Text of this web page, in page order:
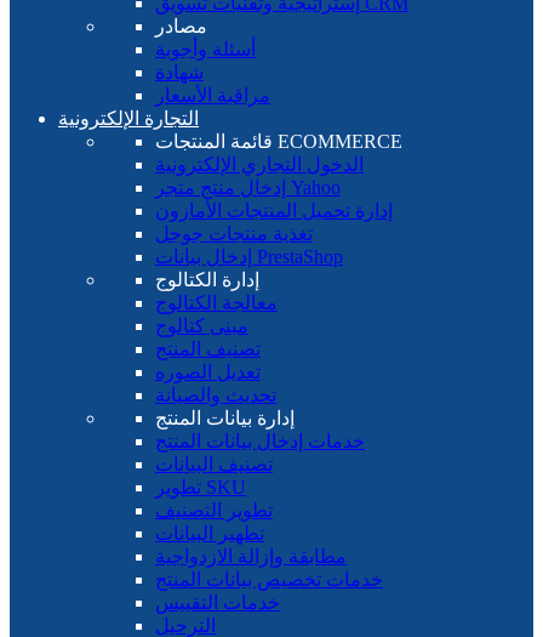
مصادر
أسئلة وأجوبة
شهادة
مراقبة الأسعار
التجارة الإلكترونية
قائمة المنتجات ECOMMERCE
الدخول التجاري الإلكترونية
إدخال منتج متجر Yahoo
إدارة تحميل المنتجات الأمازون
تغذية منتجات جوجل
إدخال بيانات PrestaShop
إدارة الكتالوج
معالجة الكتالوج
مبنى كتالوج
تصنيف المنتج
تعديل الصوره
تحديث والصيانة
إدارة بيانات المنتج
خدمات إدخال بيانات المنتج
تصنيف البيانات
تطوير SKU
تطوير التصنيف
تطهير البيانات
مطابقة وإزالة الازدواجية
خدمات تخصيص بيانات المنتج
خدمات التقييس
الترحيل